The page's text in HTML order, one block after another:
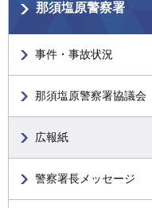
那須塩原警察署
事件・事故状況
那須塩原警察署協議会
広報紙
警察署長メッセージ